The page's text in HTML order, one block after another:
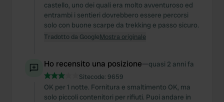
castello, uno dei quali era molto avventuroso ed
entrambi i sentieri dovrebbero essere percorsi
solo con buone scarpe da trekking e passo sicuro.
Tradotto da GoogleMostra originale
Ho recensito una posizione—quasi 2 anni fa
Sitecode: 9659
OK per 1 notte. Fornitura e smaltimento OK, ma
solo piccoli contenitori per rifiuti. Puoi andare in